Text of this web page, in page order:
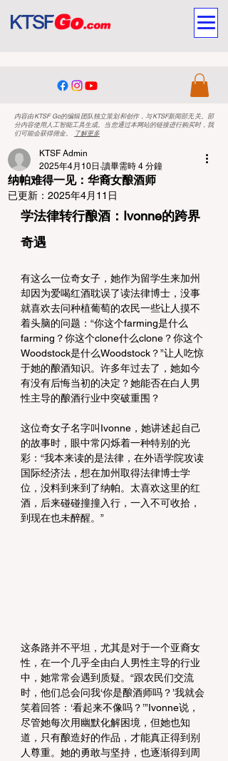
内容由KTSF Go的编辑团队独立策划和创作，与KTSF新闻部无关。部
分内容使用人工智能工具生成。当您通过本网站的链接进行购买时，我
们可能会获得佣金。
了解更多
纳帕难得一见：华裔女酿酒师
KTSF Admin
2025年4月10日 讀畢需時 4 分鐘
已更新： 2025年4月11日
学法律转行酿酒：Ivonne的跨界
奇遇
有这么一位奇女子，她作为留学生来加州
却因为爱喝红酒耽误了读法律博士，没事
就喜欢去问种植葡萄的农民一些让人摸不
着头脑的问题：“你这个farming是什么
farming？你这个clone什么clone？你这个
Woodstock是什么Woodstock？”让人吃惊
于她的酿酒知识。许多年过去了，她如今
有没有后悔当初的决定？她能否在白人男
性主导的酿酒行业中突破重围？
这位奇女子名字叫Ivonne，她讲述起自己
的故事时，眼中常闪烁着一种特别的光
彩：“我本来读的是法律，在外语学院攻读
国际经济法，想在加州取得法律博士学
位，没料到来到了纳帕。太喜欢这里的红
酒，后来碰碰撞撞入行，一入不可收拾，
到现在也未醉醒。”
这条路并不平坦，尤其是对于一个亚裔女
性，在一个几乎全由白人男性主导的行业
中，她常常会遇到质疑。“跟农民们交流
时，他们总会问我‘你是酿酒师吗？’我就会
笑着回答：‘看起来不像吗？’”Ivonne说，
尽管她每次用幽默化解困境，但她也知
道，只有酿造好的作品，才能真正得到别
人尊重。她的勇敢与坚持，也逐渐得到周